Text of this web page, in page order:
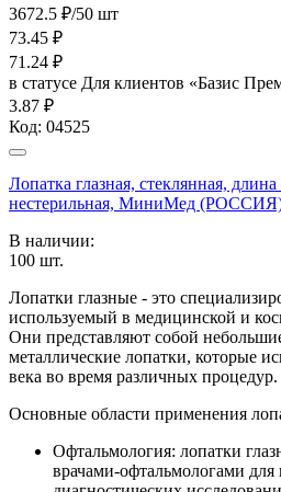
3672.5 ₽/50 шт
73.45 ₽
71.24 ₽
в статусе Для клиентов «Базис
3.87 ₽
Код: 04525
Лопатка глазная, стеклянная,
нестерильная, МиниМед
В наличии:
100 шт.
Лопатки глазные - это
используемый в медицинской и
Они представляют собой
металлические лопатки, которые
века во время различных процедур.
Основные области применения
Офтальмология: лопатки
врачами-офтальмологами для